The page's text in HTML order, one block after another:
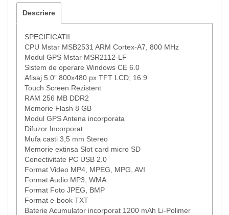
Descriere
SPECIFICATII
CPU Mstar MSB2531 ARM Cortex-A7, 800 MHz
Modul GPS Mstar MSR2112-LF
Sistem de operare Windows CE 6.0
Afisaj 5.0” 800x480 px TFT LCD; 16:9
Touch Screen Rezistent
RAM 256 MB DDR2
Memorie Flash 8 GB
Modul GPS Antena incorporata
Difuzor Incorporat
Mufa casti 3,5 mm Stereo
Memorie extinsa Slot card micro SD
Conectivitate PC USB 2.0
Format Video MP4, MPEG, MPG, AVI
Format Audio MP3, WMA
Format Foto JPEG, BMP
Format e-book TXT
Baterie Acumulator incorporat 1200 mAh Li-Polimer